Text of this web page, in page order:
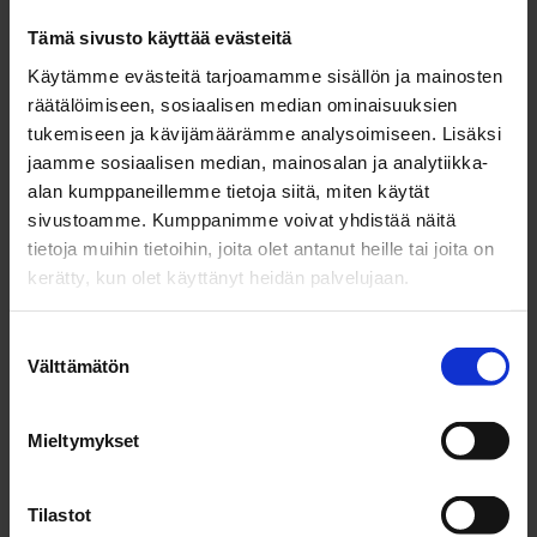
Tämä sivusto käyttää evästeitä
Käytämme evästeitä tarjoamamme sisällön ja mainosten
räätälöimiseen, sosiaalisen median ominaisuuksien
tukemiseen ja kävijämäärämme analysoimiseen. Lisäksi
jaamme sosiaalisen median, mainosalan ja analytiikka-
alan kumppaneillemme tietoja siitä, miten käytät
sivustoamme. Kumppanimme voivat yhdistää näitä
tietoja muihin tietoihin, joita olet antanut heille tai joita on
kerätty, kun olet käyttänyt heidän palvelujaan.
Välttämätön
Mieltymykset
Tilastot
Suomalaisten perisynti kansainvälistymisessä on
luottaa siihen, että ominaisuuksiltaan hyvä tuote myy
itse itsensä. Viimeistään kansainvälisille markkinoille
lähdettäessä oman tuotteen brändi tulee laittaa
kuntoon. Selkeä brändi erottaa tuotteesi kilpailijoista
ja helpottaa asiakkaan päätöstä.
Ulkomailta kasvua hakiessa on huomioitava, että
brändiä ei voi siirtää sellaisenaan maasta toiseen:
- Jos myyt saunahattuja Saksan markkinalla, niin
Saksassa sama kuin Suomessa? Saksassa voisi
toimia, että tulemme Suomesta, sillä saksalaiset
arvostavat suomalaisia ja suomalaisuus on laadun
tae.
8. Rakenna verkostoja ja sparraile